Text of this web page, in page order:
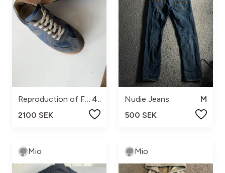
Reproduction of Found
43
2100 SEK
Nudie Jeans
M
500 SEK
Mio Mio